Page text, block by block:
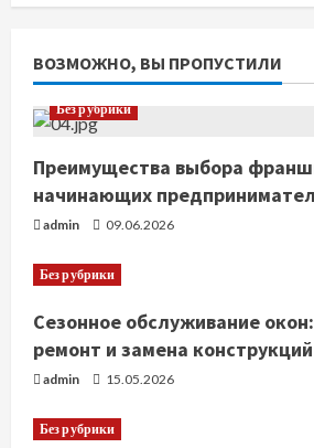
ВОЗМОЖНО, ВЫ ПРОПУСТИЛИ
Без рубрики
Преимущества выбора
начинающих
admin 09.06.2026
Без рубрики
Сезонное обслуживание
ремонт и замена конструкций
admin 15.05.2026
Без рубрики